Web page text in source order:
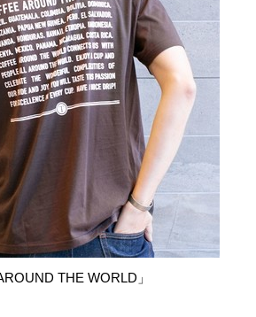
THE WORLD」